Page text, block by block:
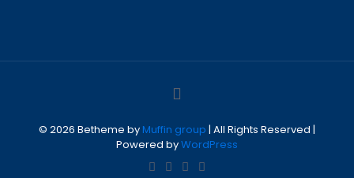
© 2026 Betheme by Muffin group | All Rights Reserved |
Powered byWordPress